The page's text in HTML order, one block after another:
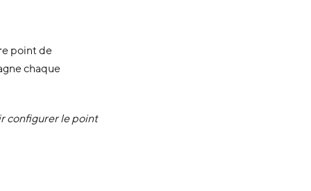
point de
chaque
configurer le point